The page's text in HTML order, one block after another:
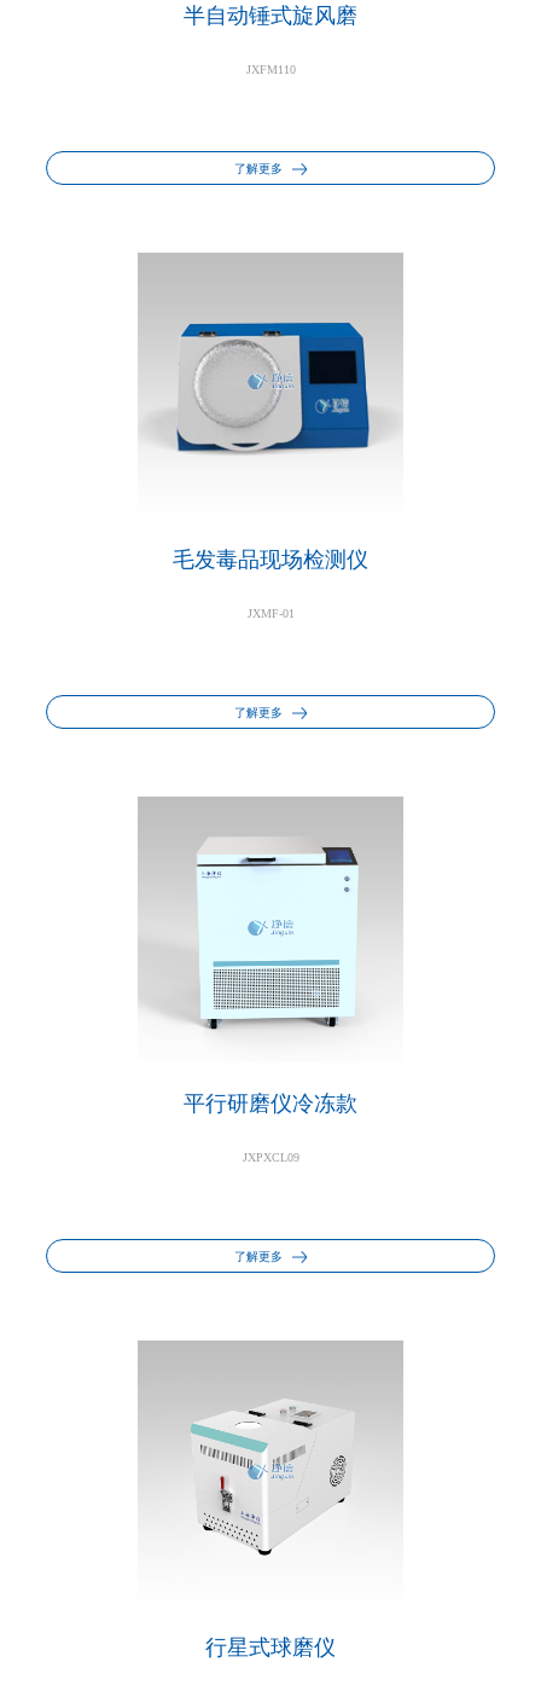
半自动锤式旋风磨
JXFM110
了解更多
毛发毒品现场检测仪
JXMF-01
了解更多
平行研磨仪冷冻款
JXPXCL09
了解更多
行星式球磨仪